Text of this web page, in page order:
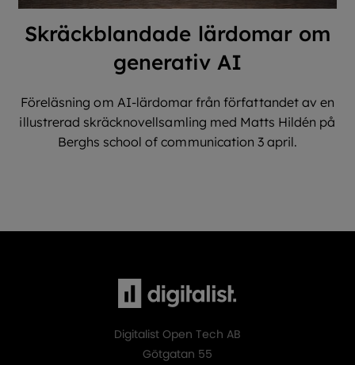
Skräckblandade lärdomar om
generativ AI
Föreläsning om AI-lärdomar från författandet av en
illustrerad skräcknovellsamling med Matts Hildén på
Berghs school of communication 3 april.
Digitalist Open Tech AB
Götgatan 55